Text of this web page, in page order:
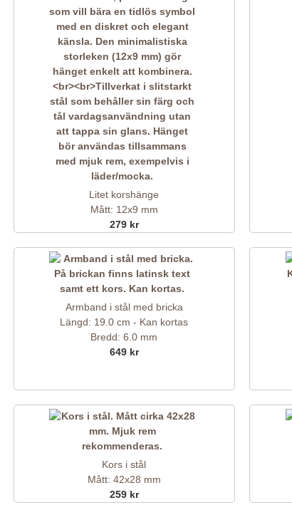
Litet korshänge
Mått: 12x9 mm
279 kr
Armband i stål med bricka
Längd: 19.0 cm - Kan kortas
Bredd: 6.0 mm
649 kr
Kors i stål
Mått: 42x28 mm
259 kr